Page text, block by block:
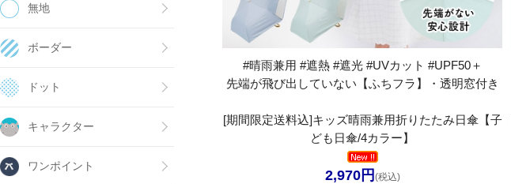
無地
ボーダー
ドット
キャラクター
ワンポイント
#晴雨兼用 #遮熱 #遮光 #UVカット #UPF50＋
先端が飛び出していない【ふちフラ】・透明窓付き
[期間限定送料込]キッズ晴雨兼用折りたたみ日傘【子
ども日傘/4カラー】
2,970円 (税込)